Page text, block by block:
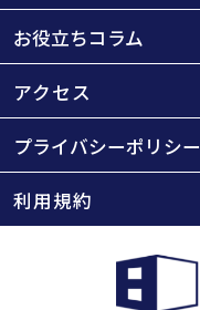
お役立ちコラム
アクセス
プライバシーポリシー
利用規約